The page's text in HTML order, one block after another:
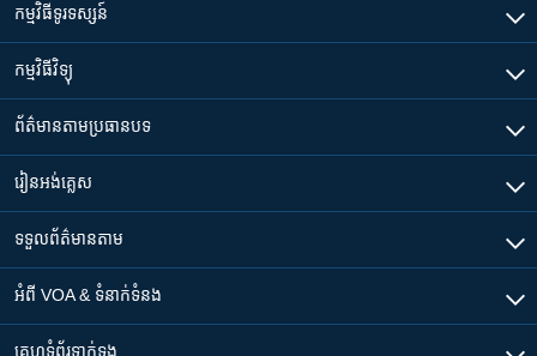
កម្មវិធី​ទូរទស្សន៍
កម្មវិធី​វិទ្យុ
ព័ត៌មាន​តាមប្រធានបទ​
រៀន​​អង់គ្លេស
ទទួល​ព័ត៌មាន​តាម
អំពី​ VOA & ទំនាក់ទំនង
គេហទំព័រ​​ទាក់ទង